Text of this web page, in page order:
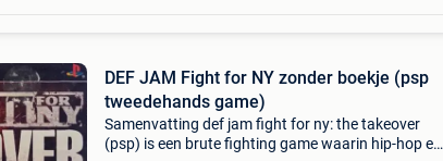
DEF JAM Fight for NY zonder boekje (psp
tweedehands game)
Samenvatting def jam fight for ny: the takeover
(psp) is een brute fighting game waarin hip-hop en